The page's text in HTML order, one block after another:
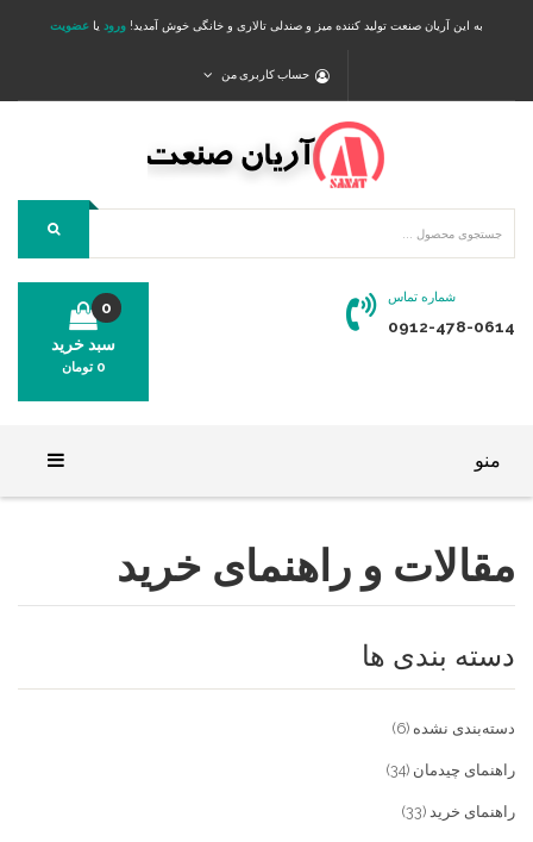
به این آریان صنعت تولید کننده میز و صندلی تالاری و خانگی خوش آمدید! ورود یا عضویت
حساب کاربری من
شماره تماس
0912-478-0614
سبد خرید
0
0 تومان
منو
فروشگاه
میز و صندلی خانگی
تماس با ما
خدمات
تماس با ما
پیش پرداخت
مقالات و راهنمای خرید
دسته بندی ها
دسته‌بندی نشده (6)
راهنمای چیدمان (34)
راهنمای خرید (33)